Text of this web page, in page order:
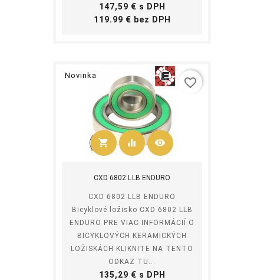
Cena
147,59 € s DPH
119.99 € bez DPH
Novinka
shopping_cart
Kúpiť
equalizer visibility
CXD 6802 LLB ENDURO
CXD 6802 LLB ENDURO
Bicyklové ložisko CXD 6802 LLB
ENDURO PRE VIAC INFORMÁCIÍ O
BICYKLOVÝCH KERAMICKÝCH
LOŽISKÁCH KLIKNITE NA TENTO
ODKAZ TU...
Cena
135,29 € s DPH
favorite_border